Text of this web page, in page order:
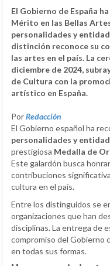
El Gobierno de España
Mérito en las Bellas
personalidades y
distinción reconoce su
las artes en el país. La
diciembre de 2024,
de Cultura con la
artístico en España.
PorRedacción
El Gobierno español ha
personalidades y
prestigiosa Medalla de
Este galardón busca
contribuciones
cultura en el país.
Entre los distinguidos se
organizaciones que han
disciplinas. La entrega de
compromiso del Gobierno
en todas sus formas.